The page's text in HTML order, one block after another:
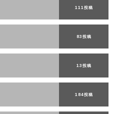
111投稿
83投稿
13投稿
184投稿